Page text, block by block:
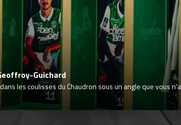
Guichard
les coulisses du Chaudron sous un angle que vous